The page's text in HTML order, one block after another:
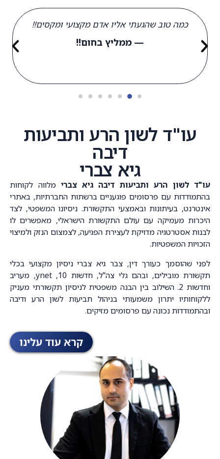
כמה טוב שהגעתי אליו אדם מקצועי ומקסים!!
— ממליץ בחום!!
עו"ד לשון הרע ותביעות
דיבה
גיא צברי
עו"ד לשון הרע ותביעות דיבה גיא צברי מלווה לקוחות
בהתמודדות עם פרסומים פוגעניים ברשתות החברתיות, באתרי
אינטרנט, בעיתונות ובאמצעי התקשורת. ניסיונו המשפטי, לצד
היכרות מעמיקה עם עולם התקשורת הישראלי, מאפשרים לו
לבנות אסטרטגיה מדויקת לעצירת הפגיעה, לצמצום הנזק ולמיצוי
הזכויות המשפטיות.
לפני שהוסמך כעורך דין, צבר גיא צברי ניסיון מקצועי בכלי
תקשורת מובילים, ובהם גלי צה"ל, חדשות 10, ynet, מעריב
וחדשות 2. השילוב בין הבנה משפטית לניסיון תקשורתי מעניק
ללקוחותיו יתרון משמעותי בניהול תביעות לשון הרע ודיבה
ובהתמודדות נכונה עם פרסומים מזיקים.
קרא עוד עלינו